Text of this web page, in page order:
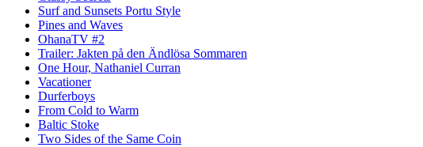
Surf and Sunsets Portu Style
Pines and Waves
OhanaTV #2
Trailer: Jakten på den Ändlösa Sommaren
One Hour, Nathaniel Curran
Vacationer
Durferboys
From Cold to Warm
Baltic Stoke
Two Sides of the Same Coin